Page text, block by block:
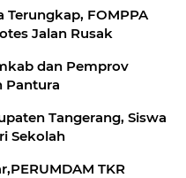
FOMPPA
Jalan Rusak
dan Pemprov
Pantura
Tangerang, Siswa
Sekolah
TKR